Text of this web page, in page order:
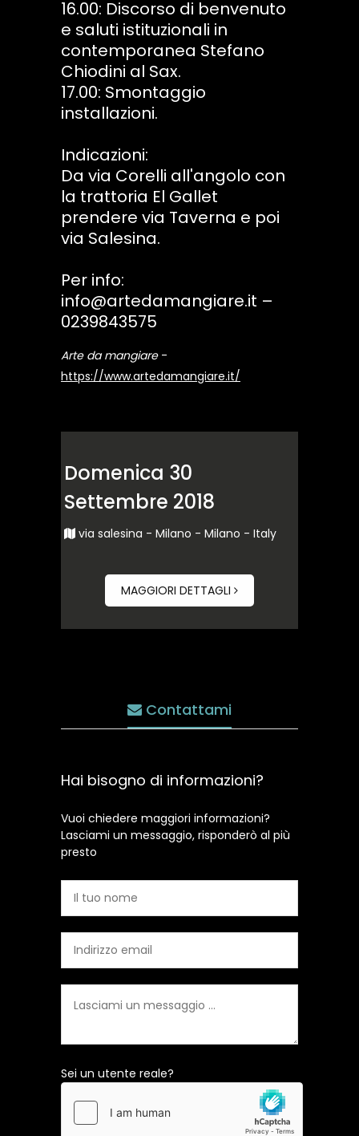
16.00: Discorso di benvenuto
e saluti istituzionali in
contemporanea Stefano
Chiodini al Sax.
17.00: Smontaggio
installazioni.
Indicazioni:
Da via Corelli all'angolo con
la trattoria El Gallet
prendere via Taverna e poi
via Salesina.
Per info:
info@artedamangiare.it –
0239843575
Arte da mangiare -
https://www.artedamangiare.it/
Domenica 30
Settembre 2018
via salesina - Milano - Milano - Italy
MAGGIORI DETTAGLI
Contattami
Hai bisogno di informazioni?
Vuoi chiedere maggiori informazioni?
Lasciami un messaggio, risponderò al più
presto
Sei un utente reale?